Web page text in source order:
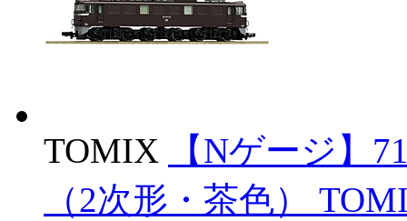
TOMIX
【Nゲージ】
（2次形・茶色）